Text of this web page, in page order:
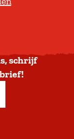
schrijf